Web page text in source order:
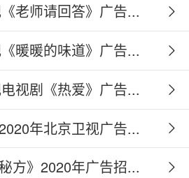
老师请回答》广告...
暖暖的味道》广告...
视剧《热爱》广告...
年北京卫视广告...
方》2020年广告招...